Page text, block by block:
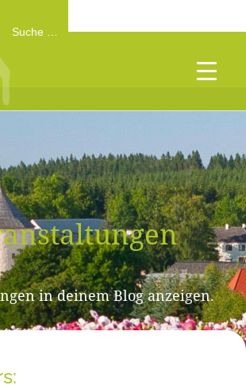
for:
in deinem Blog anzeigen.